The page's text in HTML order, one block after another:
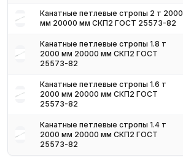
Канатные петлевые стропы 2 т 2000
мм 20000 мм СКП2 ГОСТ 25573-82
Канатные петлевые стропы 1.8 т
2000 мм 20000 мм СКП2 ГОСТ
25573-82
Канатные петлевые стропы 1.6 т
2000 мм 20000 мм СКП2 ГОСТ
25573-82
Канатные петлевые стропы 1.4 т
2000 мм 20000 мм СКП2 ГОСТ
25573-82